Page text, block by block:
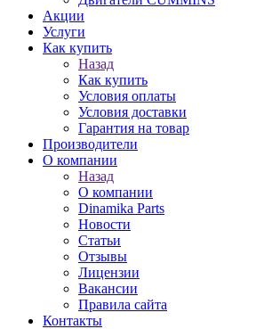
Акции
Услуги
Как купить
Назад
Как купить
Условия оплаты
Условия доставки
Гарантия на товар
Производители
О компании
Назад
О компании
Dinamika Parts
Новости
Статьи
Отзывы
Лицензии
Вакансии
Правила сайта
Контакты